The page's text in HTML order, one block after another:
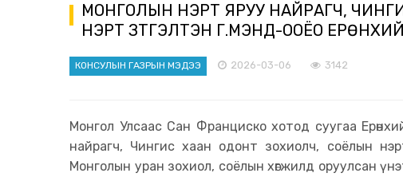
МОНГОЛЫН НЭРТ ЯРУУ НАЙРАГЧ,
НЭРТ ЗҮТГЭЛТЭН Г.МЭНД-ООЁО
КОНСУЛЫН ГАЗРЫН МЭДЭЭ 2026-03-06 3142
Монгол Улсаас Сан Франциско хотод суугаа
найрагч, Чингис хаан одонт зохиолч, соёлын
Монголын уран зохиол, соёлын хөгжилд оруулсан